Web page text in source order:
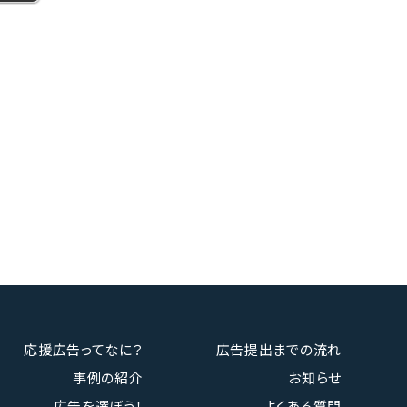
応援広告ってなに？
広告提出までの流れ
事例の紹介
お知らせ